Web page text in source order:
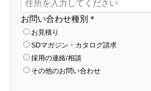
お問い合わせ種別＊
お見積り
SDマガジン・カタログ請求
採用の連絡/相談
その他のお問い合わせ